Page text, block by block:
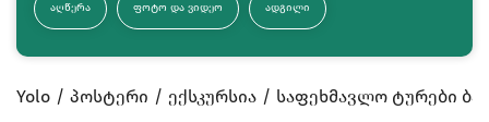
ᲐᲦᲬᲔᲠᲐ ᲤᲝᲢᲝ ᲓᲐ ᲕᲘᲓᲔᲝ ᲐᲓᲒᲘᲚᲘ
Yolo პოსტერი ექსკურსია საფეხმავლო ტურები